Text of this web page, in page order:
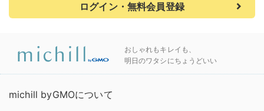
ログイン・無料会員登録
おしゃれもキレイも、
明日のワタシにちょうどいい
michill byGMOについて